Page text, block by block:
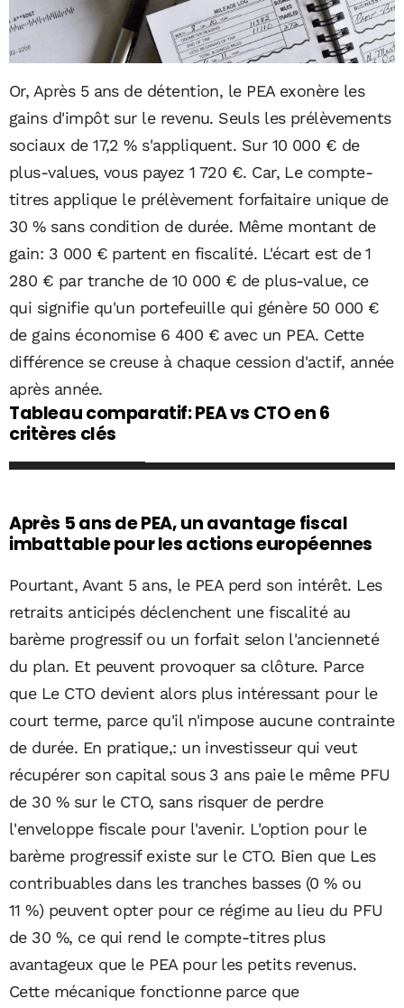
Or, Après 5 ans de détention, le PEA exonère les
gains d'impôt sur le revenu. Seuls les prélèvements
sociaux de 17,2 % s'appliquent. Sur 10 000 € de
plus-values, vous payez 1 720 €. Car, Le compte-
titres applique le prélèvement forfaitaire unique de
30 % sans condition de durée. Même montant de
gain: 3 000 € partent en fiscalité. L'écart est de 1
280 € par tranche de 10 000 € de plus-value, ce
qui signifie qu'un portefeuille qui génère 50 000 €
de gains économise 6 400 € avec un PEA. Cette
différence se creuse à chaque cession d'actif, année
après année.
Tableau comparatif: PEA vs CTO en 6
critères clés
Après 5 ans de PEA, un avantage fiscal
imbattable pour les actions européennes
Pourtant, Avant 5 ans, le PEA perd son intérêt. Les
retraits anticipés déclenchent une fiscalité au
barème progressif ou un forfait selon l'ancienneté
du plan. Et peuvent provoquer sa clôture. Parce
que Le CTO devient alors plus intéressant pour le
court terme, parce qu'il n'impose aucune contrainte
de durée. En pratique,: un investisseur qui veut
récupérer son capital sous 3 ans paie le même PFU
de 30 % sur le CTO, sans risquer de perdre
l'enveloppe fiscale pour l'avenir. L'option pour le
barème progressif existe sur le CTO. Bien que Les
contribuables dans les tranches basses (0 % ou
11 %) peuvent opter pour ce régime au lieu du PFU
de 30 %, ce qui rend le compte-titres plus
avantageux que le PEA pour les petits revenus.
Cette mécanique fonctionne parce que